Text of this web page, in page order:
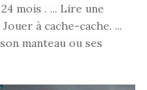
mois . ... Lire une
à cache-cache. ...
manteau ou ses